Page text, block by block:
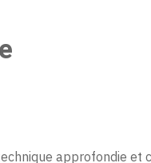
approfondie et